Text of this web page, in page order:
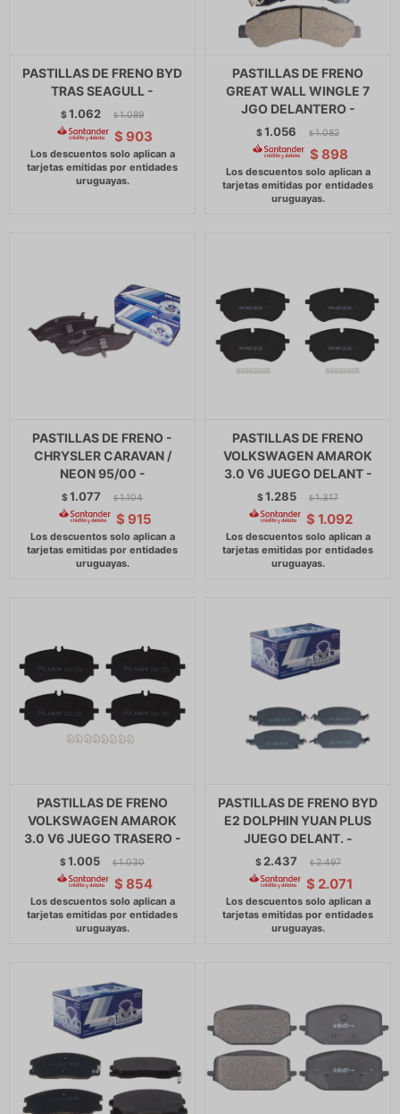
PASTILLAS DE FRENO BYD
TRAS SEAGULL -
$1.062 $ 1.089
$ 903
PASTILLAS DE FRENO
GREAT WALL WINGLE 7
JGO DELANTERO -
$1.056 $ 1.082
$ 898
PASTILLAS DE FRENO -
CHRYSLER CARAVAN /
NEON 95/00 -
$1.077 $ 1.104
$ 915
PASTILLAS DE FRENO
VOLKSWAGEN AMAROK
3.0 V6 JUEGO DELANT -
$1.285 $ 1.317
$ 1.092
PASTILLAS DE FRENO
VOLKSWAGEN AMAROK
3.0 V6 JUEGO TRASERO -
$1.005 $ 1.030
$ 854
PASTILLAS DE FRENO BYD
E2 DOLPHIN YUAN PLUS
JUEGO DELANT. -
$ 2.437 $ 2.497
$ 2.071